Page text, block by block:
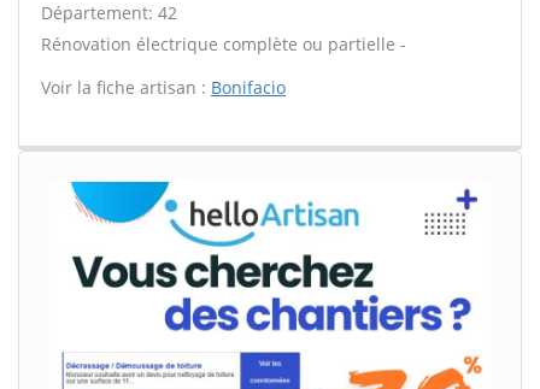
Département: 42
Rénovation électrique complète ou partielle -
Voir la fiche artisan : Bonifacio